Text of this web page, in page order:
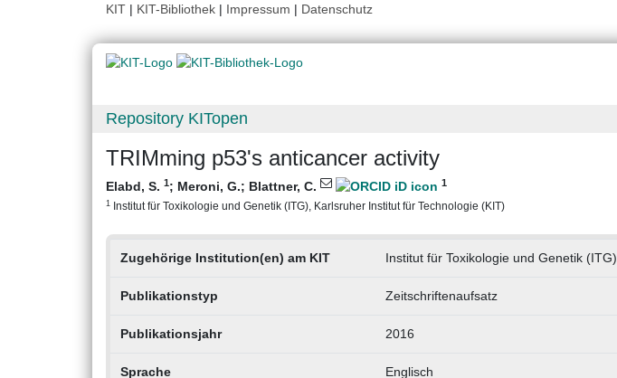
KIT | KIT-Bibliothek | Impressum | Datenschutz
Repository KITopen
TRIMming p53's anticancer activity
Elabd, S. 1; Meroni, G.; Blattner, C. 1
1 Institut für Toxikologie und Genetik (ITG), Karlsruher Institut für Technologie (KIT)
Zugehörige Institution(en) am KIT Institut für Toxikologie und Genetik (ITG)
Publikationstyp Zeitschriftenaufsatz
Publikationsjahr 2016
Sprache Englisch